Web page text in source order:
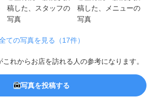
ての写真を見る（17件）
れからお店を訪れる人の参考になります。
写真を投稿する